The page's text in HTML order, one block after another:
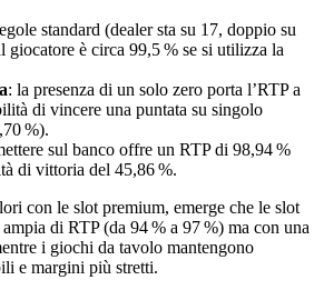
standard (dealer sta su 17, doppio su
giocatore è circa 99,5 % se si utilizza la
: la presenza di un solo zero porta l’RTP a
di vincere una puntata su singolo
%).
sul banco offre un RTP di 98,94 %
di vittoria del 45,86 %.
con le slot premium, emerge che le slot
di RTP (da 94 % a 97 %) ma con una
i giochi da tavolo mantengono
e margini più stretti.